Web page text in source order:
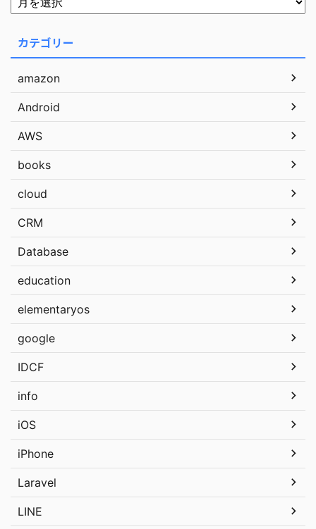
カテゴリー
amazon
Android
AWS
books
cloud
CRM
Database
education
elementaryos
google
IDCF
info
iOS
iPhone
Laravel
LINE